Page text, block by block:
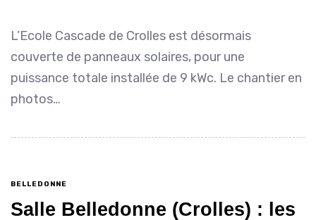
L’Ecole Cascade de Crolles est désormais
couverte de panneaux solaires, pour une
puissance totale installée de 9 kWc. Le chantier en
photos…
BELLEDONNE
Salle Belledonne (Crolles) : les